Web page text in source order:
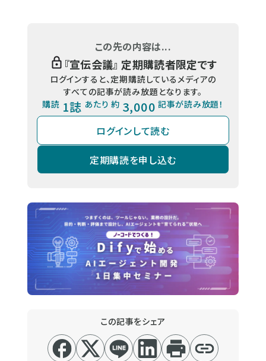
この先の内容は...
『宣伝会議』 定期購読者限定です
ログインすると、定期購読しているメディアの
すべての記事が読み放題となります。
購読 1誌 あたり 約 3,000 記事が読み放題！
ログインして読む
定期購読を申し込む
この記事をシェア